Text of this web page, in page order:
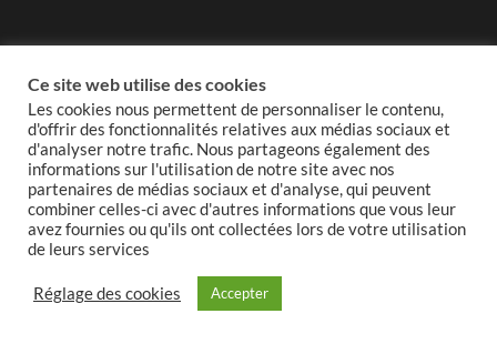
Politique de cookies
© 2026 GROUPE MODEM ET INDÉPENDANTS DU
CONSEIL DE PARIS —UP ↑
Ce site web utilise des cookies
Les cookies nous permettent de personnaliser le contenu,
d'offrir des fonctionnalités relatives aux médias sociaux et
d'analyser notre trafic. Nous partageons également des
informations sur l'utilisation de notre site avec nos
partenaires de médias sociaux et d'analyse, qui peuvent
combiner celles-ci avec d'autres informations que vous leur
avez fournies ou qu'ils ont collectées lors de votre utilisation
de leurs services
Réglage des cookies Accepter